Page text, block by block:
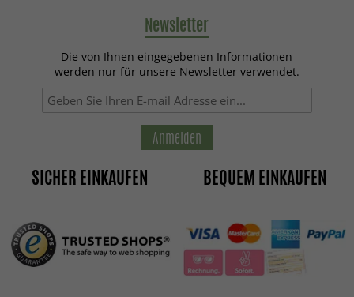
Newsletter
Die von Ihnen eingegebenen Informationen
werden nur für unsere Newsletter verwendet.
Anmelden
SICHER EINKAUFEN BEQUEM EINKAUFEN